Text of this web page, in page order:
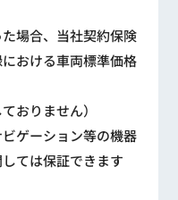
場合、当社契約保険
おける車両標準価格
おりません）
ゲーション等の機器
ては保証できます